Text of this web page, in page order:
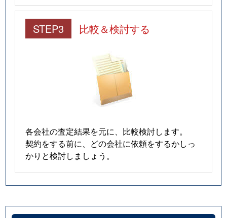
STEP3 比較＆検討する
各会社の査定結果を元に、比較検討します。
契約をする前に、どの会社に依頼をするかしっ
かりと検討しましょう。